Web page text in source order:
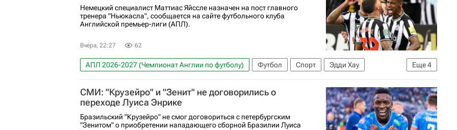
Немецкий специалист Маттиас Яйссле назначен на пост главного
тренера "Ньюкасла", сообщается на сайте футбольного клуба
Английской премьер-лиги (АПЛ).
Вчера, 22:27 62
Еще4
АПЛ 2026-2027 (Чемпионат Англии по футболу) Футбол Спорт
Эдди Хау
Маттиас Яйссле
Аль-Ахли (Каир) Зальцбург Лига чемпионов УЕФА 2026-2027
СМИ: "Крузейро" и "Зенит" не договорились о
переходе Луиса Энрике
Бразильский "Крузейро" не смог договориться с петербургским
"Зенитом" о приобретении нападающего сборной Бразилии Луиса